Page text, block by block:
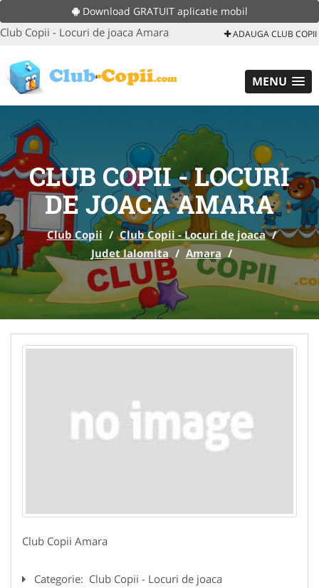
Download GRATUIT aplicatie mobil
Club Copii - Locuri de joaca Amara ADAUGA CLUB COPII
MENU
CLUB COPII - LOCURI
DE JOACA AMARA
Club Copii / Club Copii - Locuri de joaca /
Judet Ialomita / Amara /
Club Copii Amara
Categorie: Club Copii - Locuri de joaca